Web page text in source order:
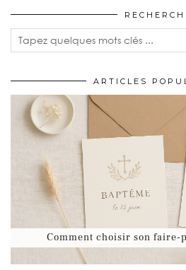
Comment choisir son faire-